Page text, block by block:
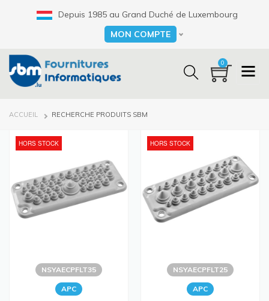
Depuis 1985 au Grand Duché de Luxembourg
Select your language
MON COMPTE
0
FIL
ACCUEIL RECHERCHE PRODUITS SBM
HORS STOCK
NSYAECPFLT35
APC
HORS STOCK
NSYAECPFLT25
APC